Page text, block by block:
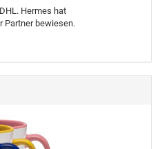
Hermes hat
Partner bewiesen.